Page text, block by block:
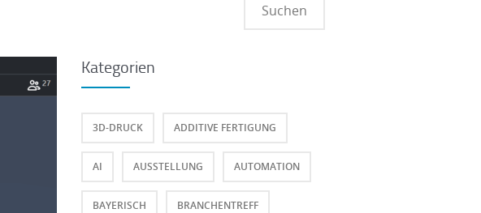
Kategorien
3D-DRUCK ADDITIVE FERTIGUNG
AI AUSSTELLUNG AUTOMATION
BAYERISCH BRANCHENTREFF